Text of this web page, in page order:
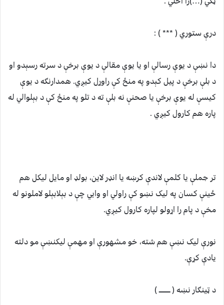
درې ستوري ( *** ) :
دا نښې د یوې رسالې او یا یوې مقالې د یوې برخې د سرته رسېدو او
د بلې برخې د پیل کېدو په منځ کې راوړل کیږي. همدارنګه د یوې
کیسې له یوې برخې یا صحنې نه بلې ته د تلو په منځ کې د بېلوالي له
پاره هم کارول کیږي .
تر جملې یا کلمې لاندې کرښه یا انډر لاین، بولډ او مایل لیکل هم
ځینې کسان په لیک نښو کې راولي او وايي چې د بېلابېلو لاملونو له
مخې د پام را اړولو لپاره کارول کیږي.
نورې لیک نښې هم شته، خو مشهورې او مهمې لیکنښې مو دلته
یادې کړې.
د ټينګار نښه ( ـــــــــــ )